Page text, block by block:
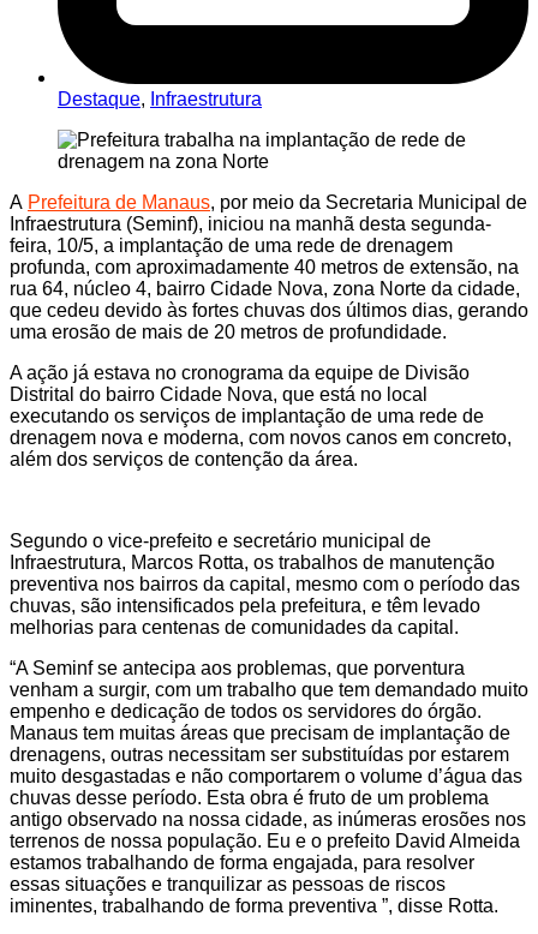
Destaque, Infraestrutura
A Prefeitura de Manaus, por meio da Secretaria Municipal de
Infraestrutura (Seminf), iniciou na manhã desta segunda-
feira, 10/5, a implantação de uma rede de drenagem
profunda, com aproximadamente 40 metros de extensão, na
rua 64, núcleo 4, bairro Cidade Nova, zona Norte da cidade,
que cedeu devido às fortes chuvas dos últimos dias, gerando
uma erosão de mais de 20 metros de profundidade.
A ação já estava no cronograma da equipe de Divisão
Distrital do bairro Cidade Nova, que está no local
executando os serviços de implantação de uma rede de
drenagem nova e moderna, com novos canos em concreto,
além dos serviços de contenção da área.
Segundo o vice-prefeito e secretário municipal de
Infraestrutura, Marcos Rotta, os trabalhos de manutenção
preventiva nos bairros da capital, mesmo com o período das
chuvas, são intensificados pela prefeitura, e têm levado
melhorias para centenas de comunidades da capital.
“A Seminf se antecipa aos problemas, que porventura
venham a surgir, com um trabalho que tem demandado muito
empenho e dedicação de todos os servidores do órgão.
Manaus tem muitas áreas que precisam de implantação de
drenagens, outras necessitam ser substituídas por estarem
muito desgastadas e não comportarem o volume d’água das
chuvas desse período. Esta obra é fruto de um problema
antigo observado na nossa cidade, as inúmeras erosões nos
terrenos de nossa população. Eu e o prefeito David Almeida
estamos trabalhando de forma engajada, para resolver
essas situações e tranquilizar as pessoas de riscos
iminentes, trabalhando de forma preventiva ”, disse Rotta.